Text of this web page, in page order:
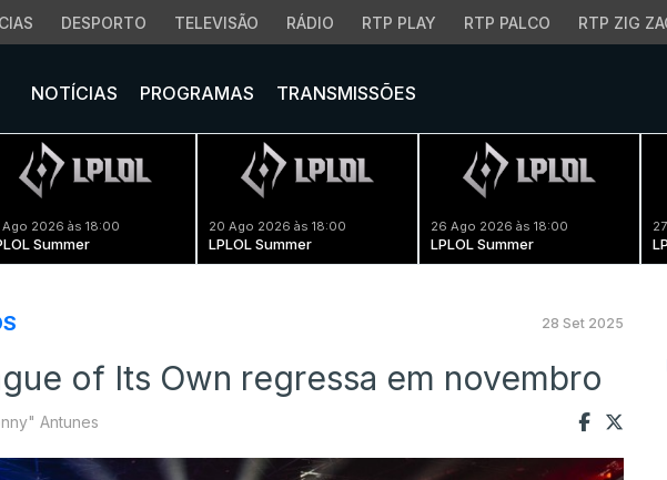
DESPORTO TELEVISÃO RÁDIO RTP PLAY RTP PALCO RTP ZIG
NOTÍCIAS PROGRAMAS TRANSMISSÕES
Ago 2026 às 18:00
Summer
20 Ago 2026 às 18:00
LPLOL Summer
26 Ago 2026 às 18:00
LPLOL Summer
28 Set 2025
of Its Own regressa em novembro
Antunes